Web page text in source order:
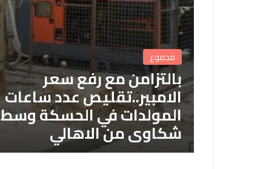
مجموع
بالتزامن مع رفع سعر
الامبير..تقليص عدد ساعات
المولدات في الحسكة وسط
شكاوى من الاهالي